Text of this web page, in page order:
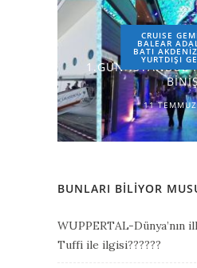
CRUISE
BALEAR
BATI
YURTDIŞI
1.GÜN-İSTANBUL-
11
BUNLARI BILIYOR
WUPPERTAL-Dünya’nın
Tuffi ile ilgisi??????